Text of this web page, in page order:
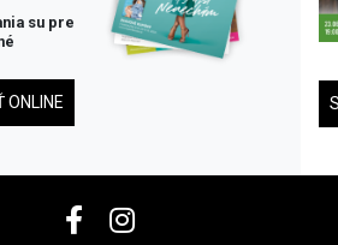
su pre
ONLINE